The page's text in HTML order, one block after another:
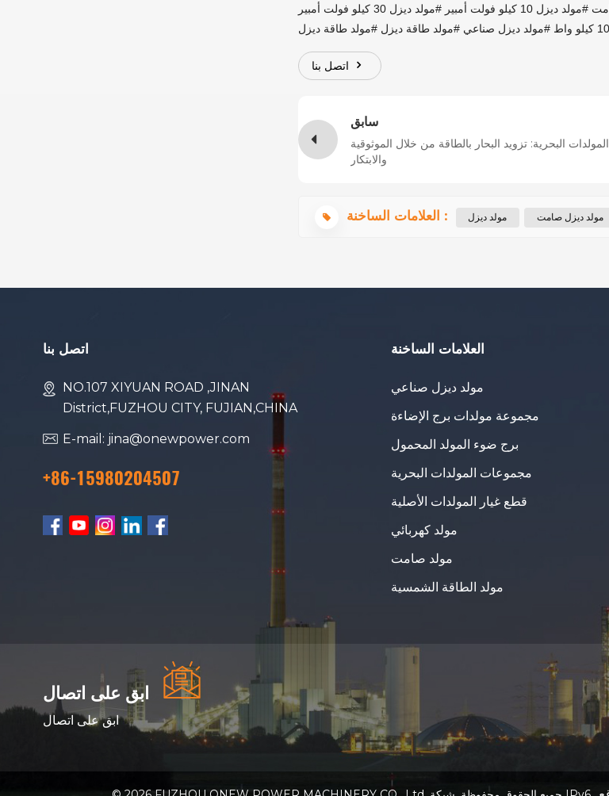
مولد ديزل #مولد ديزل صامت #مولد ديزل محمول #مجموعة مولدات ديزل #مولد ديزل صامت #مولد ديزل 10 كيلو فولت أمبير #مولد ديزل 30 كيلو فولت أمبير
اتصل بنا
سابق
المولدات البحرية: تزويد البحار بالطاقة من خلال الموثوقية
والابتكار
العلامات الساخنة : مولد ديزل مولد ديزل صامت
اتصل بنا
NO.107 XIYUAN ROAD ,JINAN
District,FUZHOU CITY, FUJIAN,CHINA
E-mail: jina@onewpower.com
+86-15980204507
العلامات الساخنة
مولد ديزل صناعي
مجموعة مولدات برج الإضاءة
برج ضوء المولد المحمول
مجموعات المولدات البحرية
قطع غيار المولدات الأصلية
مولد كهربائي
مولد صامت
مولد الطاقة الشمسية
ابق على اتصال
ابق على اتصال